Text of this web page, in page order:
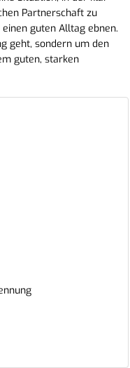
Partnerschaft zu
guten Alltag ebnen.
geht, sondern um den
guten, starken